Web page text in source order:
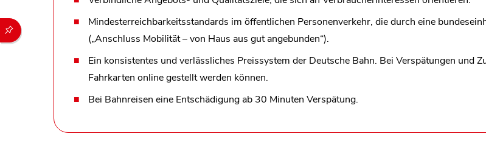
Durch die folgenden Buttons können Sie direkt auf einen speziellen Bereich des Inhaltes springen
Mindesterreichbarkeitsstandards im öffentlichen Personenverkehr, die durch eine
(„Anschluss Mobilität – von Haus aus gut angebunden“).
Ein konsistentes und verlässliches Preissystem der Deutsche Bahn. Bei Verspätungen und
Fahrkarten online gestellt werden können.
Bei Bahnreisen eine Entschädigung ab 30 Minuten Verspätung.